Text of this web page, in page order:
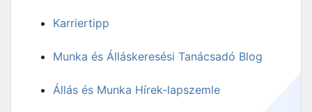
Karriertipp
Munka és Álláskeresési Tanácsadó Blog
Állás és Munka Hírek-lapszemle